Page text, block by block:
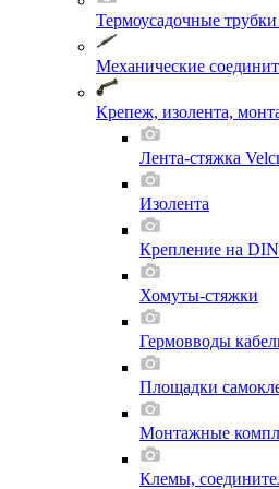
Термоусадочные
Механические
Крепеж, изолента,
Лента-стяжка
Изолента
Крепление на
Хомуты-стяжки
Гермовводы
Площадки
Монтажные
Клемы,